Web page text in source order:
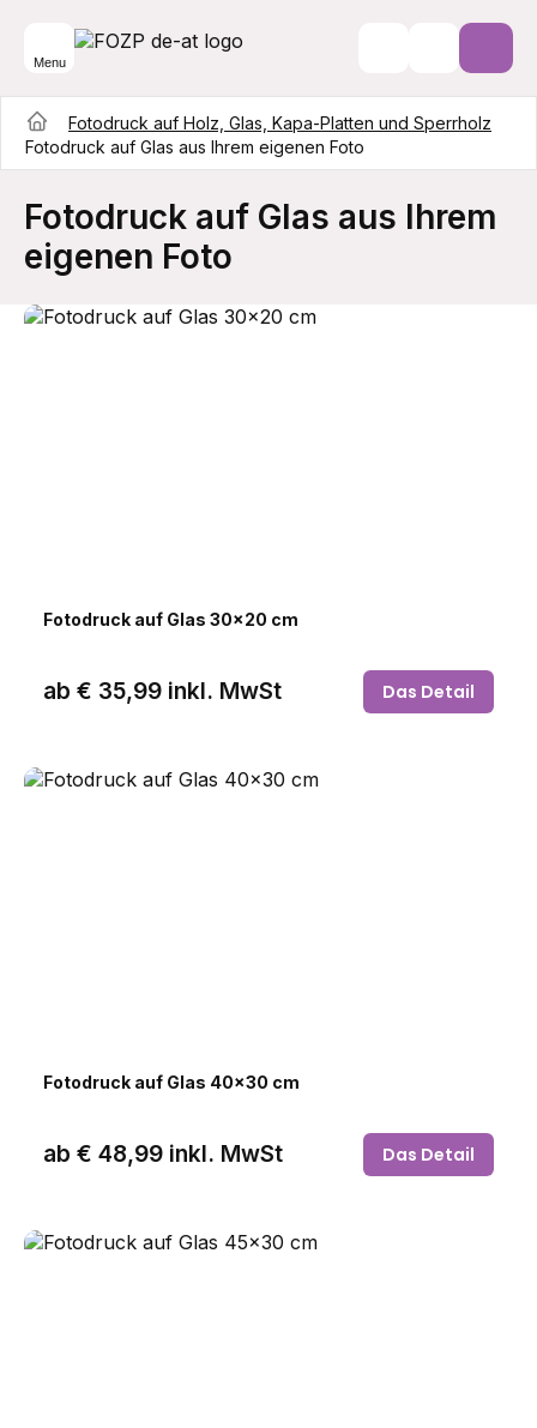
Menu
Fotodruck auf Holz, Glas, Kapa-Platten und Sperrholz
Fotodruck auf Glas aus Ihrem eigenen Foto
Fotodruck auf Glas aus Ihrem
eigenen Foto
Fotodruck auf Glas 30x20 cm
ab € 35,99 inkl. MwSt Das Detail
Fotodruck auf Glas 40x30 cm
ab € 48,99 inkl. MwSt Das Detail